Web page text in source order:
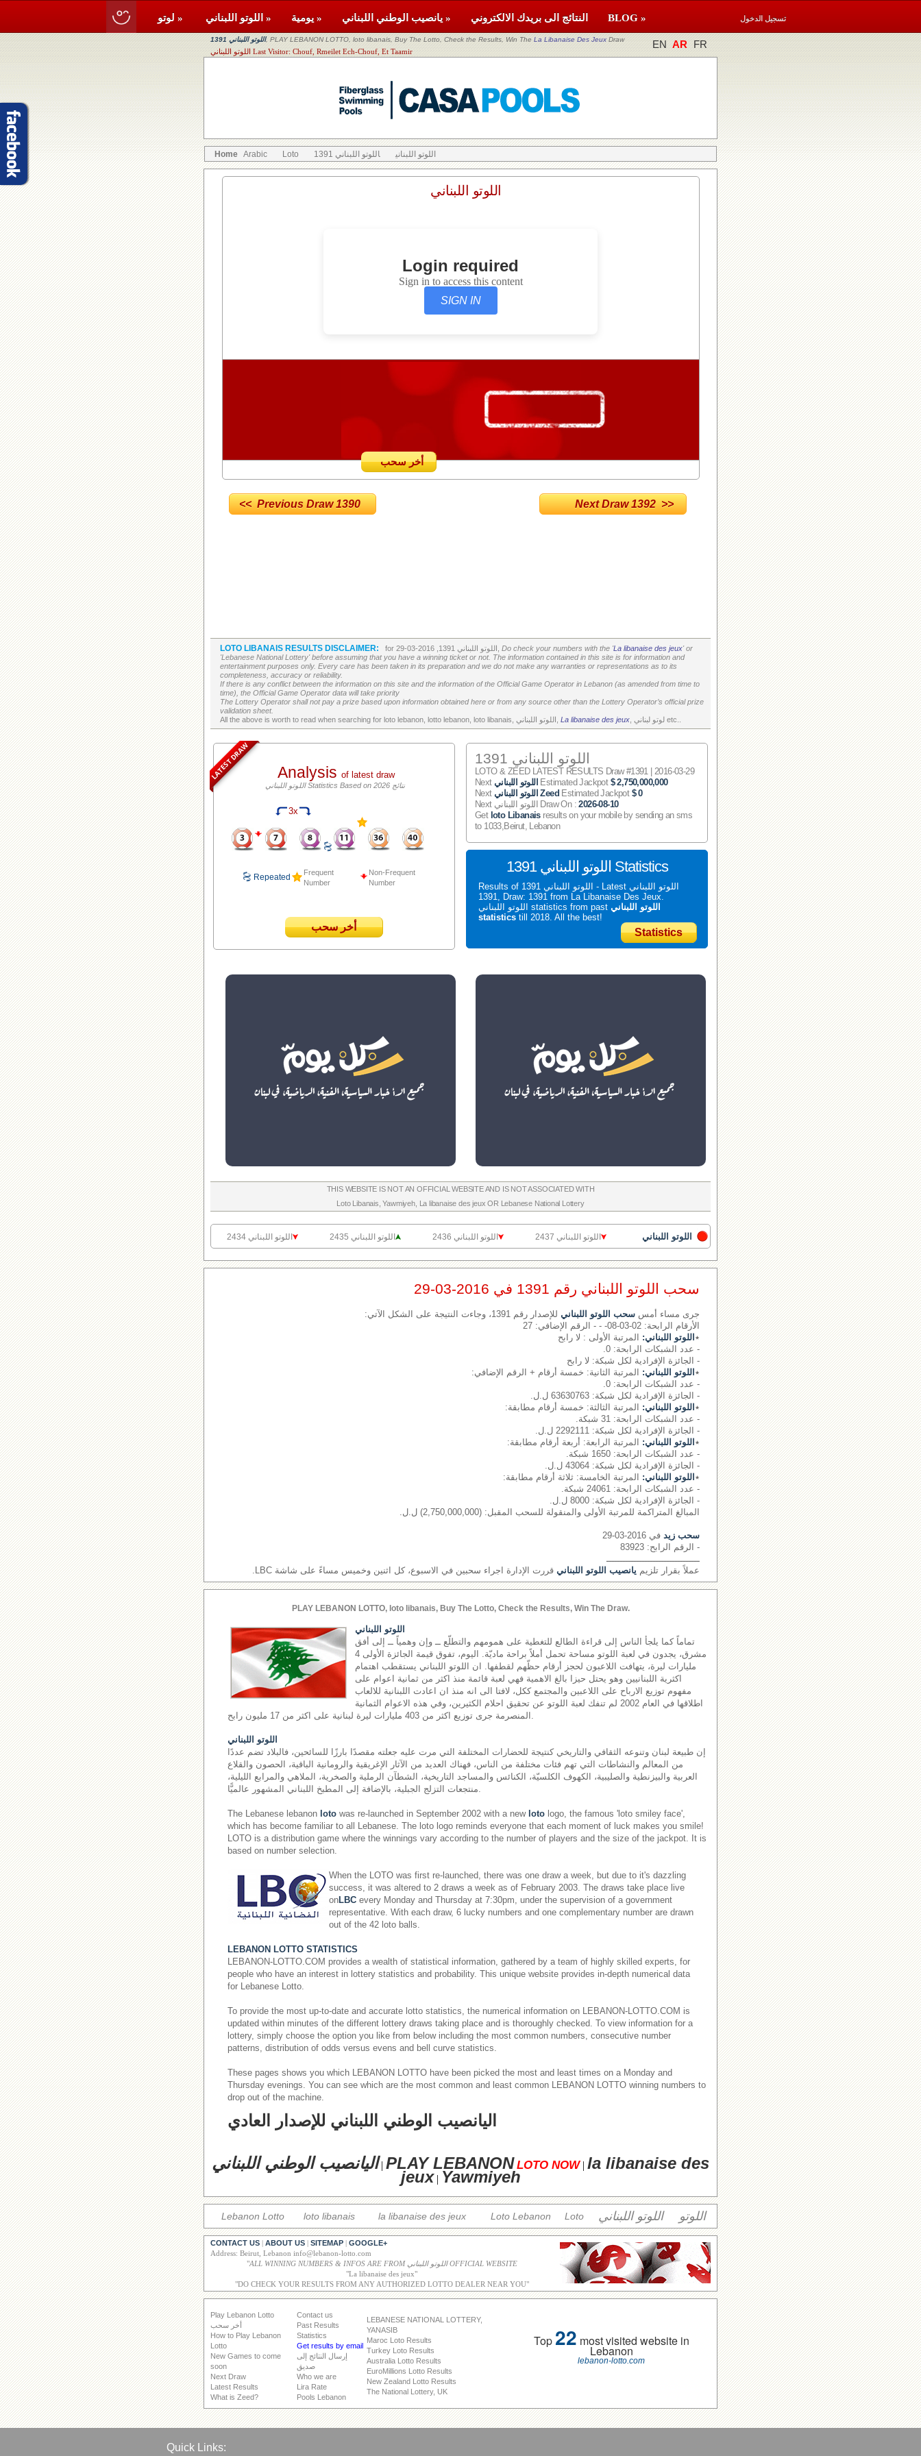
لوتو » اللوتو اللبناني » يومية » يانصيب الوطني اللبناني » النتائج الى بريدك الالكتروني BLOG » تسجيل الدخول
اللوتو اللبناني 1391, PLAY LEBANON LOTTO, loto libanais, Buy The Lotto, Check the Results, Win The La Libanaise Des Jeux Draw
اللوتو اللبناني Last Visitor: Chouf, Rmeilet Ech-Chouf, Et Taamir
EN AR FR
Home Arabic Loto اللوتو اللبناني اللوتو اللبناني 1391
اللوتو اللبناني
Login required
Sign in to access this content
SIGN IN
أخر سحب
<< Previous Draw 1390 Next Draw 1392 >>
LOTO LIBANAIS RESULTS DISCLAIMER: Do check your numbers with the 'La libanaise des jeux' or
'Lebanese National Lottery' before assuming that you have a winning ticket or not. The information contained in this site is for information and
entertainment purposes only. Every care has been taken in its preparation and we do not make any warranties or representations as to its
completeness, accuracy or reliability.
If there is any conflict between the information on this site and the information of the Official Game Operator in Lebanon (as amended from time to
time), the Official Game Operator data will take priority
The Lottery Operator shall not pay a prize based upon information obtained here or from any source other than the Lottery Operator’s official prize
validation sheet.
La libanaise des jeux , لوتو لبناني etc..
LATEST DRAW Analysis of latest draw
اللوتو اللبناني Statistics Based on 2026 نتائج
3x
Repeated
Frequent
Number
Non-Frequent
Number
أخر سحب
اللوتو اللبناني 1391
LOTO & ZEED LATEST RESULTS Draw #1391 | 2016-03-29
Next اللوتو اللبناني Estimated Jackpot $ 2,750,000,000
Next
اللوتو اللبناني Zeed Estimated Jackpot $ 0
Next اللوتو اللبناني Draw On :2026-08-10
Get loto Libanaisresults on your mobile by sending an sms
to 1033,Beirut, Lebanon
اللوتو اللبناني 1391 Statistics
Results of اللوتو اللبناني 1391 - Latest اللوتو اللبناني
1391, Draw: 1391 from La Libanaise Des Jeux.
اللوتو اللبناني statistics from past اللوتو اللبناني
statistics till 2018. All the best!
Statistics
THIS WEBSITE IS NOT AN OFFICIAL WEBSITE AND IS NOT ASSOCIATED WITH
Loto Libanais ,Yawmiyeh, La libanaise des jeux OR Lebanese National Lottery
اللوتو اللبناني اللوتو اللبناني 2437 اللوتو اللبناني 2436 اللوتو اللبناني 2435 اللوتو اللبناني 2434
سحب اللوتو اللبناني رقم 1391 في 2016-03-29
جرى مساء أمس سحب اللوتو اللبناني للإصدار رقم 1391، وجاءت النتيجة على الشكل الآتي:
الأرقام الرابحة: 02-03-08- - - الرقم الإضافي: 27
٭ اللوتو اللبناني: المرتبة الأولى : لا رابح
- عدد الشبكات الرابحة: 0.
- الجائزة الإفرادية لكل شبكة: لا رابح
٭ اللوتو اللبناني: المرتبة الثانية: خمسة أرقام + الرقم الإضافي:
- عدد الشبكات الرابحة: 0.
- الجائزة الإفرادية لكل شبكة: 63630763 ل.ل.
٭ اللوتو اللبناني: المرتبة الثالثة: خمسة أرقام مطابقة:
- عدد الشبكات الرابحة: 31 شبكة.
- الجائزة الإفرادية لكل شبكة: 2292111 ل.ل.
٭ اللوتو اللبناني: المرتبة الرابعة: أربعة أرقام مطابقة:
- عدد الشبكات الرابحة: 1650 شبكة.
- الجائزة الإفرادية لكل شبكة: 43064 ل.ل.
٭ اللوتو اللبناني: المرتبة الخامسة: ثلاثة أرقام مطابقة:
- عدد الشبكات الرابحة: 24061 شبكة.
- الجائزة الإفرادية لكل شبكة: 8000 ل.ل.
المبالغ المتراكمة للمرتبة الأولى والمنقولة للسحب المقبل: (2,750,000,000) ل.ل.
سحب زيد في 2016-03-29
- الرقم الرابح: 83923
ــــــــــــــــــــــــــــــــــ
عملاً بقرار تلزيم يانصيب اللوتو اللبناني قررت الإدارة اجراء سحبين في الاسبوع، كل اثنين وخميس مساءً على شاشة LBC.
PLAY LEBANON LOTTO, loto libanais, Buy The Lotto, Check the Results, Win The Draw.
اللوتو اللبناني
تماماً كما يلجأ الناس إلى قراءة الطالع للتغطية على همومهم والتطلّع ــ وإن وهمياً ــ إلى أفق
مشرق، يجدون في لعبة اللوتو مساحة تحمل أملاً براحة ماديّة. اليوم، تفوق قيمة الجائزة الأولى 4
مليارات ليرة، يتهافت اللاعبون لحجز أرقام حظّهم لقطفها. ان اللوتو اللبناني يستقطب اهتمام
اكثرية اللبنانيين وهو يحتل حيزا بالغ الاهمية فهي لعبة قائمة منذ اكثر من ثمانية اعوام على
مفهوم توزيع الارباح على اللاعبين والمجتمع ككل، لافتا الى انه منذ ان اعادت اللبنانية للالعاب
اطلاقها في العام 2002 لم تنفك لعبة اللوتو عن تحقيق احلام الكثيرين، وفي هذه الاعوام الثمانية
المنصرمة جرى توزيع اكثر من 403 مليارات ليرة لبنانية على اكثر من 17 مليون رابح.
اللوتو اللبناني
إن طبيعة لبنان وتنوعه الثقافي والتاريخي كنتيجة للحضارات المختلفة التي مرت عليه جعلته مقصدًا بارزًا للسائحين، فالبلاد تضم عددًا
من المعالم والنشاطات التي تهم فئات مختلفة من الناس، فهناك العديد من الآثار الإغريقية والرومانية الباقية، الحصون والقلاع
العربية والبيزنطية والصليبية، الكهوف الكلسيّة، الكنائس والمساجد التاريخية، الشطآن الرملية والصخرية، الملاهي والمرابع الليلية،
منتجعات التزلج الجبلية، بالإضافة إلى المطبخ اللبناني المشهور عالميًّا.
The Lebanese lebanon loto was re-launched in September 2002 with a new loto logo, the famous 'loto smiley face',
which has become familiar to all Lebanese. The loto logo reminds everyone that each moment of luck makes you smile!
LOTO is a distribution game where the winnings vary according to the number of players and the size of the jackpot. It is
based on number selection.
When the LOTO was first re-launched, there was one draw a week, but due to it's dazzling
success, it was altered to 2 draws a week as of February 2003. The draws take place live
onLBC every Monday and Thursday at 7:30pm, under the supervision of a government
representative. With each draw, 6 lucky numbers and one complementary number are drawn
out of the 42 loto balls.
LEBANON LOTTO STATISTICS
LEBANON-LOTTO.COM provides a wealth of statistical information, gathered by a team of highly skilled experts, for
people who have an interest in lottery statistics and probability. This unique website provides in-depth numerical data
for Lebanese Lotto.
To provide the most up-to-date and accurate lotto statistics, the numerical information on LEBANON-LOTTO.COM is
updated within minutes of the different lottery draws taking place and is thoroughly checked. To view information for a
lottery, simply choose the option you like from below including the most common numbers, consecutive number
patterns, distribution of odds versus evens and bell curve statistics.
These pages shows you which LEBANON LOTTO have been picked the most and least times on a Monday and
Thursday evenings. You can see which are the most common and least common LEBANON LOTTO winning numbers to
drop out of the machine.
اليانصيب الوطني اللبناني للإصدار العادي
اليانصيب الوطني اللبناني| PLAY LEBANON LOTO NOW| la libanaise des
jeux| Yawmiyeh
Lebanon Lotto loto libanais la libanaise des jeux Loto Lebanon Loto اللوتو اللبناني اللوتو
CONTACT US ABOUT US SITEMAP GOOGLE+
Address: Beirut, Lebanon info@lebanon-lotto.com
"
ALL WINNING NUMBERS & INFOS ARE FROM اللوتو اللبناني OFFICIAL WEBSITE
"La libanaise des jeux"
"DO CHECK YOUR RESULTS FROM ANY AUTHORIZED LOTTO DEALER NEAR YOU"
Play Lebanon Lotto
أخر سحب
How to Play Lebanon
Lotto
New Games to come
soon
Next Draw
Latest Results
What is Zeed?
Contact us
Past Results
Statistics
Get results by email
إرسال النتائج إلى
صديق
Who we are
Lira Rate
Pools Lebanon
LEBANESE NATIONAL LOTTERY,
YANASIB
Maroc Loto Results
Turkey Loto Results
Australia Lotto Results
EuroMillions Lotto Results
New Zealand Lotto Results
The National Lottery, UK
Top22 most visited website in
Lebanon
lebanon-lotto.com
Quick Links: